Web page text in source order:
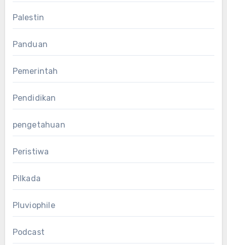
Palestin
Panduan
Pemerintah
Pendidikan
pengetahuan
Peristiwa
Pilkada
Pluviophile
Podcast